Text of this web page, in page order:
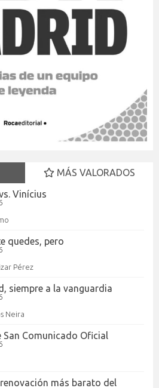
MÁS VALORADOS
Vinícius
quedes, pero
Pérez
siempre a la vanguardia
Neira
San Comunicado Oficial
más barato del